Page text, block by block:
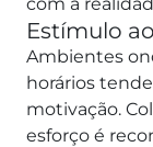
Estímulo
Ambientes
horários
motivação.
esforço é